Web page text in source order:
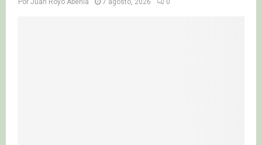
Por Juan Royo Abenia 7 agosto, 2026 0